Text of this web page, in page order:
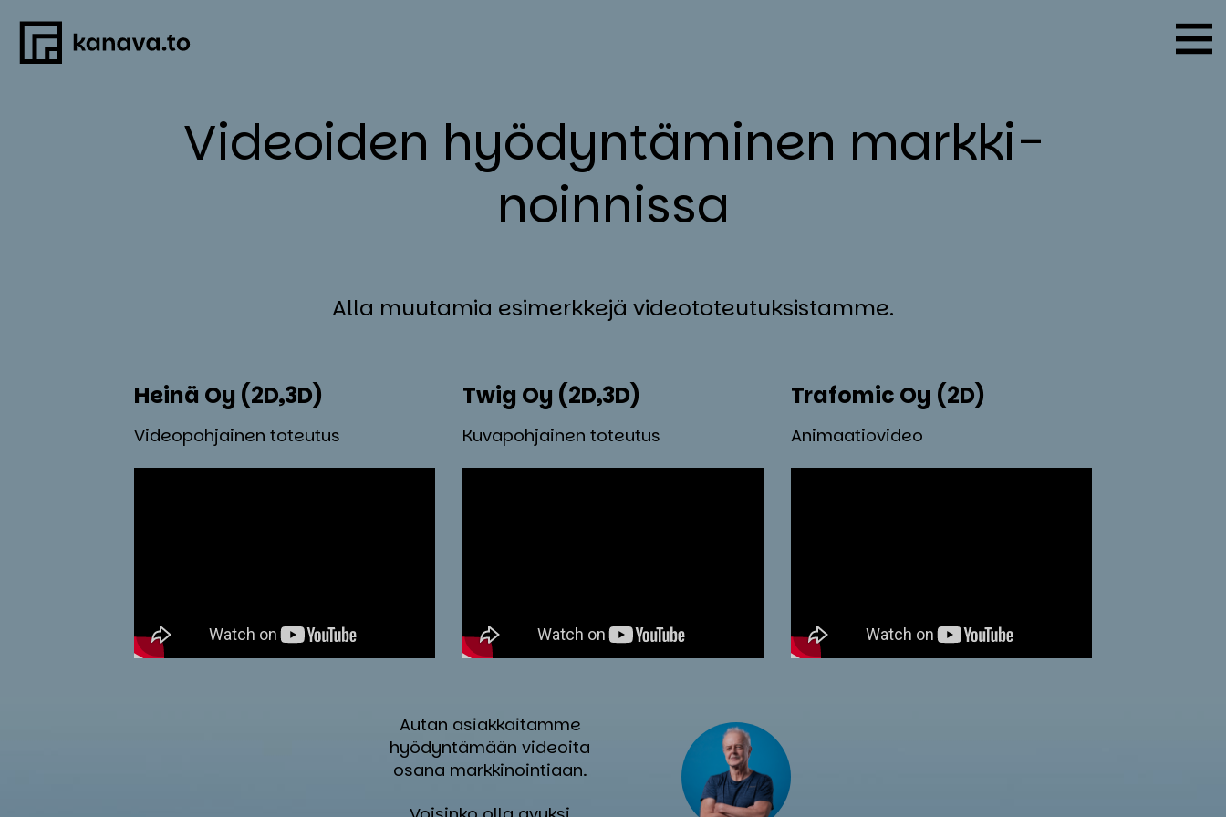
content
Vi­deoi­den hyö­dyn­tä­mi­nen mark­ki­
noin­nis­sa
Alla muutamia esimerkkejä videototeutuksistamme.
Hei­nä Oy (2D,3D)
Videopohjainen toteutus
Twig Oy (2D,3D)
Kuvapohjainen toteutus
Tra­fo­mic Oy (2D)
Animaatiovideo
Autan asiakkaitamme
hyödyntämään videoita
osana markkinointiaan.